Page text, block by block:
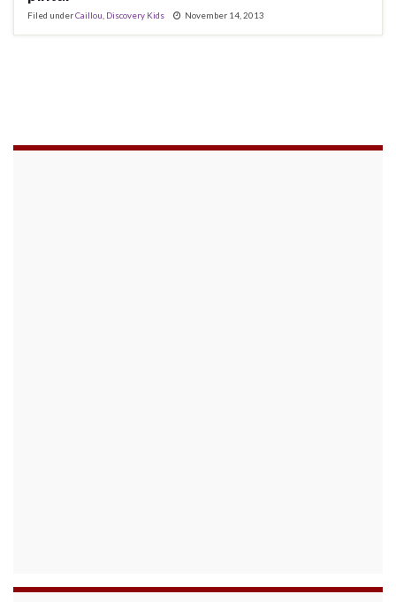
Filed underCaillou Discovery Kids November 14, 2013